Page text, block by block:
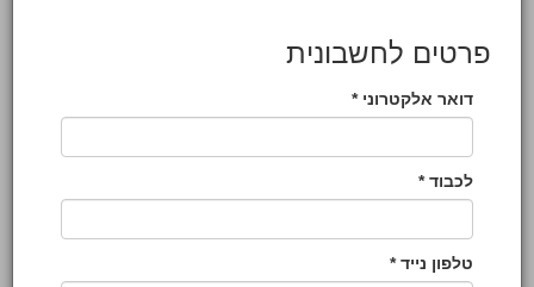
פרטים לחשבונית
דואר אלקטרוני *
לכבוד *
טלפון נייד *